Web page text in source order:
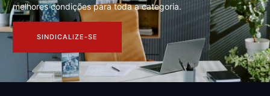
melhores condições para toda a categoria.
SINDICALIZE-SE